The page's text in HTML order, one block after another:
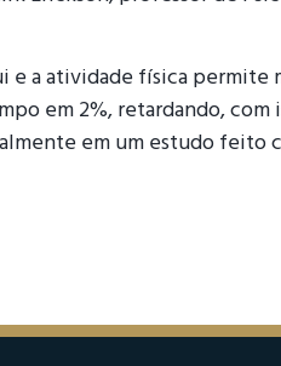
e a atividade física
em 2%, retardando,
em um estudo feito